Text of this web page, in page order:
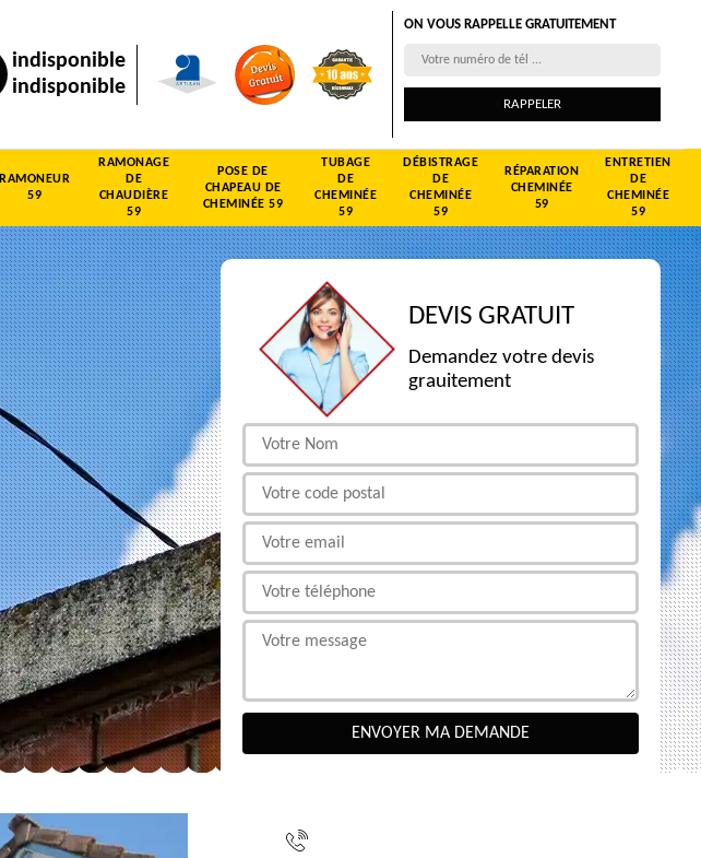
indisponible
indisponible
ON VOUS RAPPELLE GRATUITEMENT
RAMONEUR
59
RAMONAGE
DE
CHAUDIÈRE
59
POSE DE
CHAPEAU DE
CHEMINÉE 59
TUBAGE
DE
CHEMINÉE
59
DÉBISTRAGE
DE
CHEMINÉE
59
RÉPARATION
CHEMINÉE
59
ENTRETIEN
DE
CHEMINÉE
59
DEVIS GRATUIT
Demandez votre devis
grauitement